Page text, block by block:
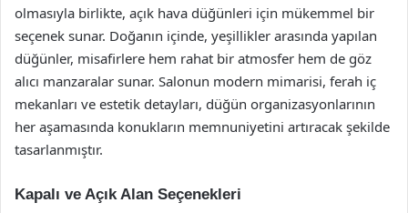
olmasıyla birlikte, açık hava düğünleri için mükemmel bir
seçenek sunar. Doğanın içinde, yeşillikler arasında yapılan
düğünler, misafirlere hem rahat bir atmosfer hem de göz
alıcı manzaralar sunar. Salonun modern mimarisi, ferah iç
mekanları ve estetik detayları, düğün organizasyonlarının
her aşamasında konukların memnuniyetini artıracak şekilde
tasarlanmıştır.
Kapalı ve Açık Alan Seçenekleri